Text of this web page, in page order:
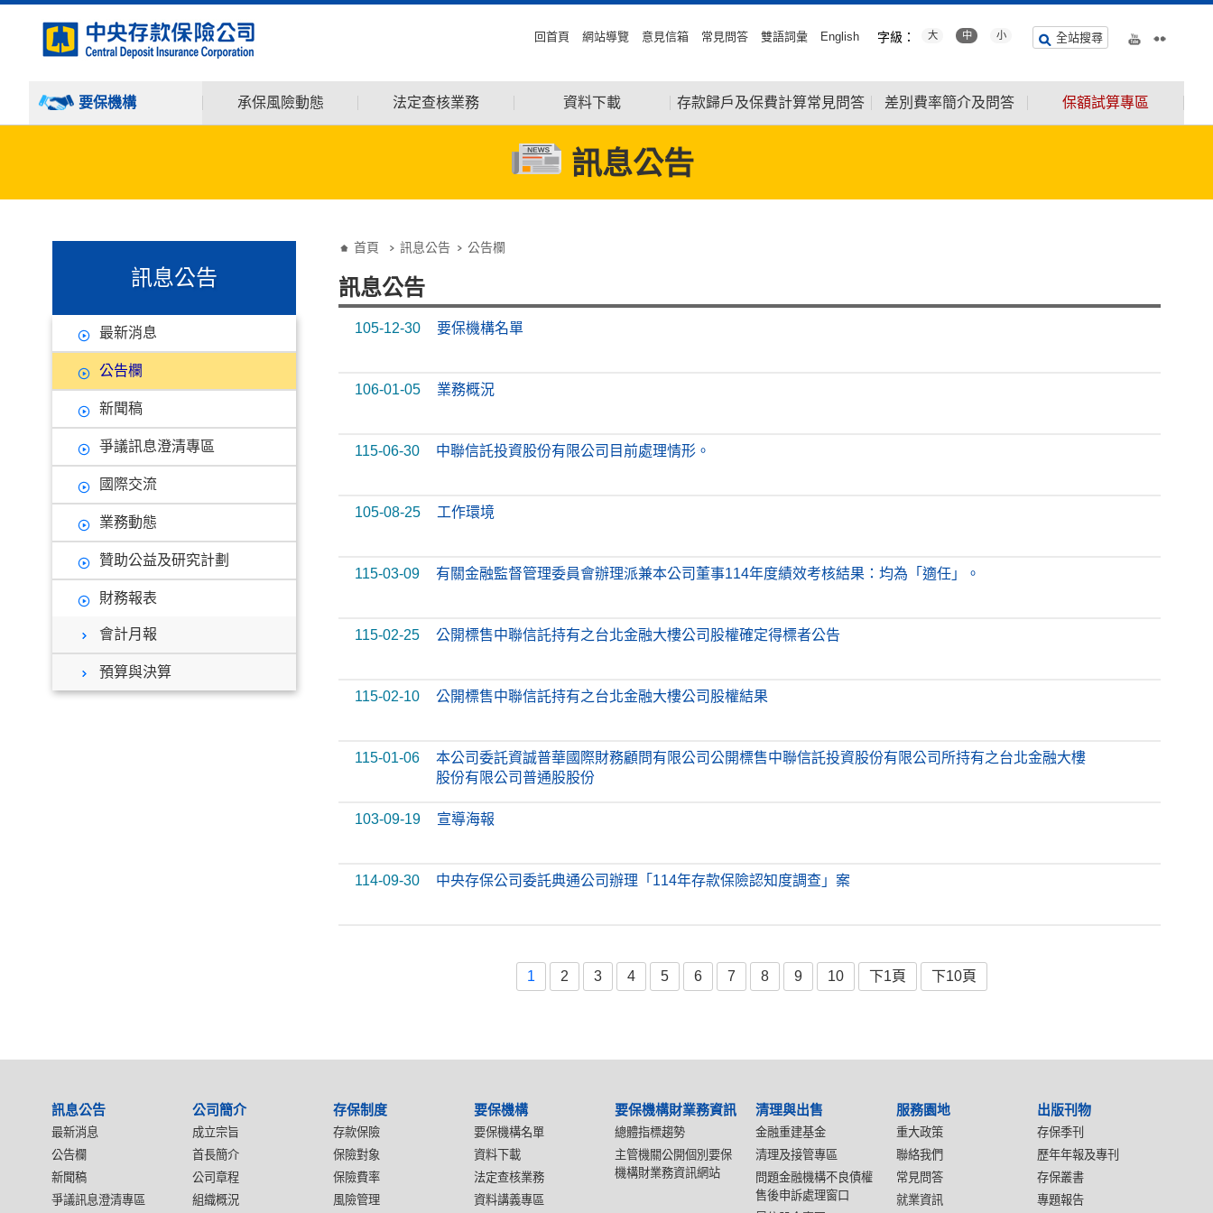
回首頁 網站導覽 意見信箱 常見問答 雙語詞彙 English 字級： 大 中 小 全站搜尋
要保機構 承保風險動態 法定查核業務 資料下載 存款歸戶及保費計算常見問答 差別費率簡介及問答 保額試算專區
訊息公告
訊息公告
最新消息
公告欄
新聞稿
爭議訊息澄清專區
國際交流
業務動態
贊助公益及研究計劃
財務報表
會計月報
預算與決算
首頁 訊息公告 公告欄
訊息公告
105-12-30 要保機構名單
106-01-05 業務概況
115-06-30 中聯信託投資股份有限公司目前處理情形。
105-08-25 工作環境
115-03-09 有關金融監督管理委員會辦理派兼本公司董事114年度績效考核結果：均為「適任」。
115-02-25 公開標售中聯信託持有之台北金融大樓公司股權確定得標者公告
115-02-10 公開標售中聯信託持有之台北金融大樓公司股權結果
115-01-06
本公司委託資誠普華國際財務顧問有限公司公開標售中聯信託投資股份有限公司所持有之台北金融大樓
股份有限公司普通股股份
103-09-19 宣導海報
114-09-30 中央存保公司委託典通公司辦理「114年存款保險認知度調查」案
1 2 3 4 5 6 7 8 9 10 下1頁 下10頁
訊息公告
最新消息
公告欄
新聞稿
爭議訊息澄清專區
公司簡介
成立宗旨
首長簡介
公司章程
組織概況
存保制度
存款保險
保險對象
保險費率
風險管理
要保機構
要保機構名單
資料下載
法定查核業務
資料講義專區
要保機構財業務資訊
總體指標趨勢
主管機關公開個別要保
機構財業務資訊網站
清理與出售
金融重建基金
清理及接管專區
問題金融機構不良債權
售後申訴處理窗口
服務園地
重大政策
聯絡我們
常見問答
就業資訊
出版刊物
存保季刊
歷年年報及專刊
存保叢書
專題報告